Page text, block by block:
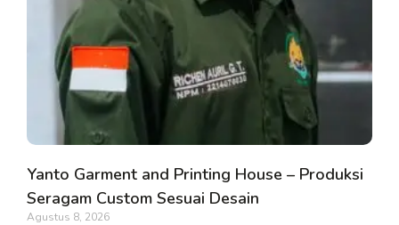
Yanto Garment and Printing House – Produksi
Seragam Custom Sesuai Desain
Agustus 8, 2026